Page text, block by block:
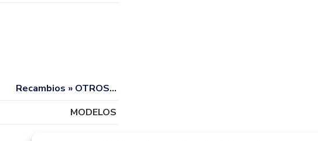
Recambios » OTROS…
MODELOS